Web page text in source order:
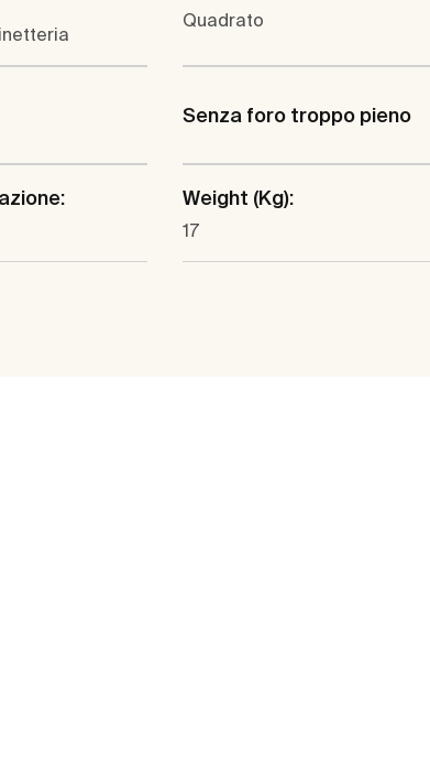
Quadrato
Senza foro troppo pieno
Weight (Kg):
17